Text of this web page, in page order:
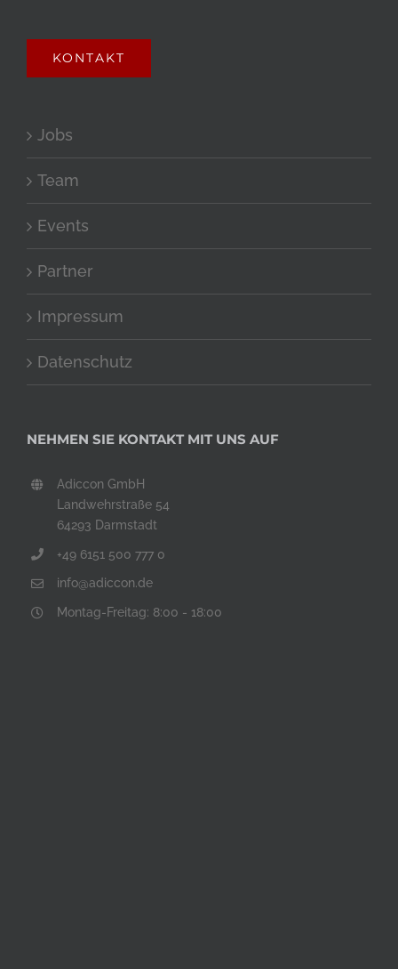
KONTAKT
Jobs
Team
Events
Partner
Impressum
Datenschutz
NEHMEN SIE KONTAKT MIT UNS AUF
Adiccon GmbH
Landwehrstraße 54
64293 Darmstadt
+49 6151 500 777 0
info@adiccon.de
Montag-Freitag: 8:00 - 18:00